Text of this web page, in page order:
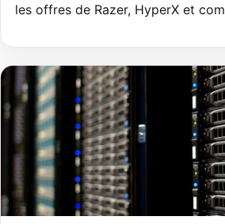
les offres de Razer, HyperX et